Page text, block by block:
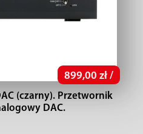
899,00 zł /
(czarny). Przetwornik
DAC.